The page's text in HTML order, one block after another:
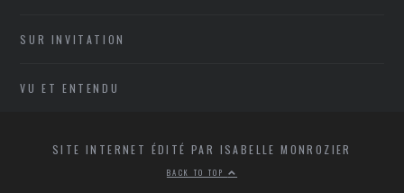
SUR INVITATION
VU ET ENTENDU
SITE INTERNET ÉDITÉ PAR ISABELLE MONROZIER
BACK TO TOP